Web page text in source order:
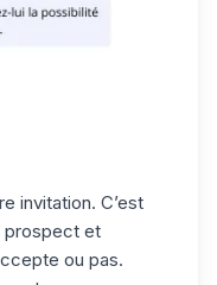
invitation. C’est
prospect et
ou pas.